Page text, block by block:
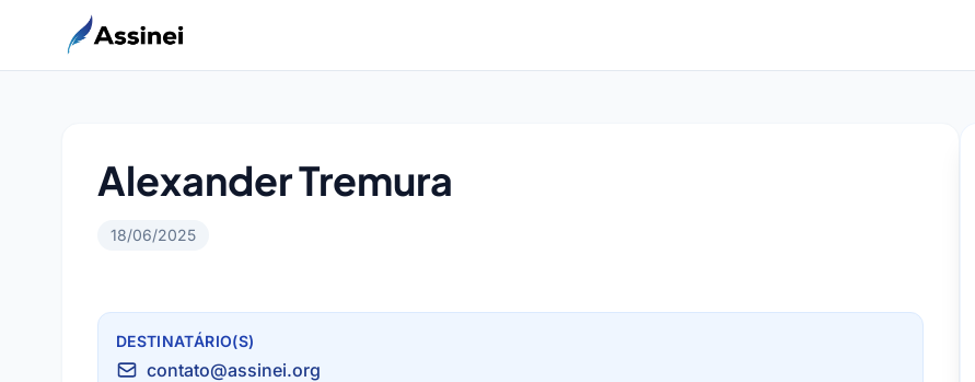
Alexander Tremura
18/06/2025
DESTINATÁRIO(S)
contato@assinei.org